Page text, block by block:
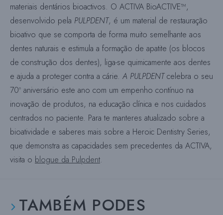
materiais dentários bioactivos. O ACTIVA BioACTIVE™,
desenvolvido pela PULPDENT, é um material de restauração
bioativo que se comporta de forma muito semelhante aos
dentes naturais e estimula a formação de apatite (os blocos
de construção dos dentes), liga-se quimicamente aos dentes
e ajuda a proteger contra a cárie. A PULPDENTcelebra o seu
70º aniversário este ano com um empenho contínuo na
inovação de produtos, na educação clínica e nos cuidados
centrados no paciente. Para te manteres atualizado sobre a
bioatividade e saberes mais sobre a Heroic Dentistry Series,
que demonstra as capacidades sem precedentes da ACTIVA,
visita o blogue da Pulpdent.
TAMBÉM PODES